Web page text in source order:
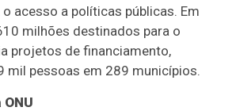
acesso a políticas públicas. Em
milhões destinados para o
projetos de financiamento,
mil pessoas em 289 municípios.